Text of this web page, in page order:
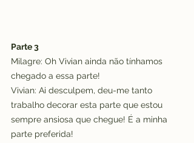
Parte 3
Milagre: Oh Vivian ainda não tínhamos
chegado a essa parte!
Vivian: Ai desculpem, deu-me tanto
trabalho decorar esta parte que estou
sempre ansiosa que chegue! É a minha
parte preferida!